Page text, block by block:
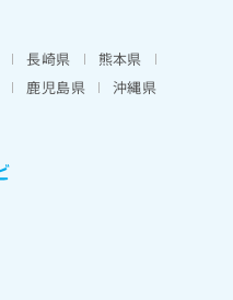
長崎県
熊本県
鹿児島県 沖縄県